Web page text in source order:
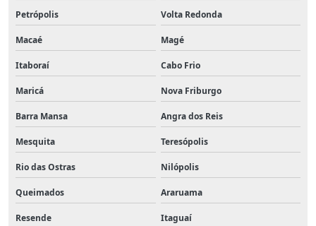
Petrópolis Volta Redonda
Macaé Magé
Itaboraí Cabo Frio
Maricá Nova Friburgo
Barra Mansa Angra dos Reis
Mesquita Teresópolis
Rio das Ostras Nilópolis
Queimados Araruama
Resende Itaguaí